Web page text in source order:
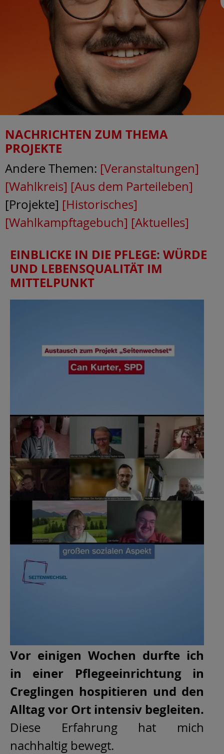
NACHRICHTEN ZUM THEMA
PROJEKTE
Andere Themen: [Veranstaltungen]
[Wahlkreis] [Aus dem Parteileben]
[Projekte] [Historisches]
[Wahlkampftagebuch] [Aktuelles]
EINBLICKE IN DIE PFLEGE: WÜRDE
UND LEBENSQUALITÄT IM
MITTELPUNKT
Vor einigen Wochen durfte ich
in einer Pflegeeinrichtung in
Creglingen hospitieren und den
Alltag vor Ort intensiv begleiten.
Diese Erfahrung hat mich
nachhaltig bewegt.